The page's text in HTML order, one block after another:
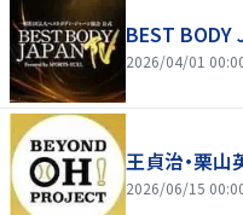
BEST BODY
2026/04/01
王貞治・栗山
2026/06/15